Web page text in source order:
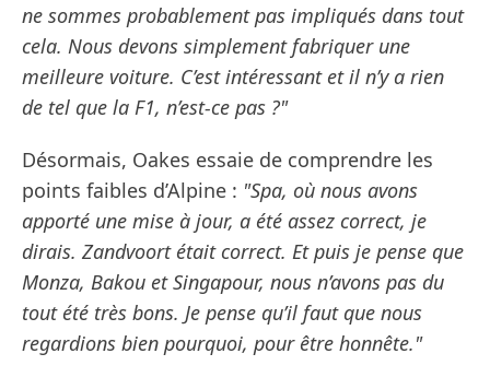
ne sommes probablement pas impliqués dans tout
cela. Nous devons simplement fabriquer une
meilleure voiture. C’est intéressant et il n’y a rien
de tel que la F1, n’est-ce pas ?"
Désormais, Oakes essaie de comprendre les
points faibles d’Alpine : "Spa, où nous avons
apporté une mise à jour, a été assez correct, je
dirais. Zandvoort était correct. Et puis je pense que
Monza, Bakou et Singapour, nous n’avons pas du
tout été très bons. Je pense qu’il faut que nous
regardions bien pourquoi, pour être honnête."